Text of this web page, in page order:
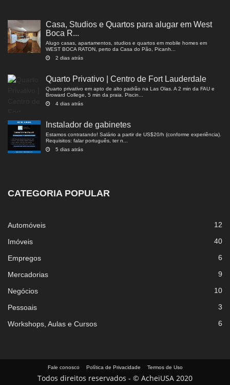
Casa, Studios e Quartos para alugar em West
Boca R...
Alugo casas, apartamentos, studios e quartos em mobile homes em
WEST BOCA RATON, perto da Casa do Pão, Picanh...
2 dias atrás
Quarto Privativo | Centro de Fort Lauderdale
Quarto privativo em apto de alto padrão na Las Olas. A 2 min da FAU e
Broward College, 5 min da praia. Piscin...
4 dias atrás
Instalador de gabinetes
Estamos contratando! Salário a partir de US$20/h (conforme experiência).
Requisitos: falar português, ter n...
5 dias atrás
CATEGORIA POPULAR
Automóveis 12
Imóveis 40
Empregos 6
Mercadorias 9
Negócios 10
Pessoais 3
Workshops, Aulas e Cursos 6
Fale conosco Política de Privacidade Termos de Uso
Todos direitos reservados - © AcheiUSA 2020